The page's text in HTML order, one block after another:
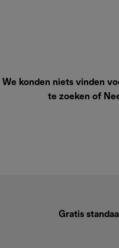
We konden niets vinden
te zoeken of
Gratis